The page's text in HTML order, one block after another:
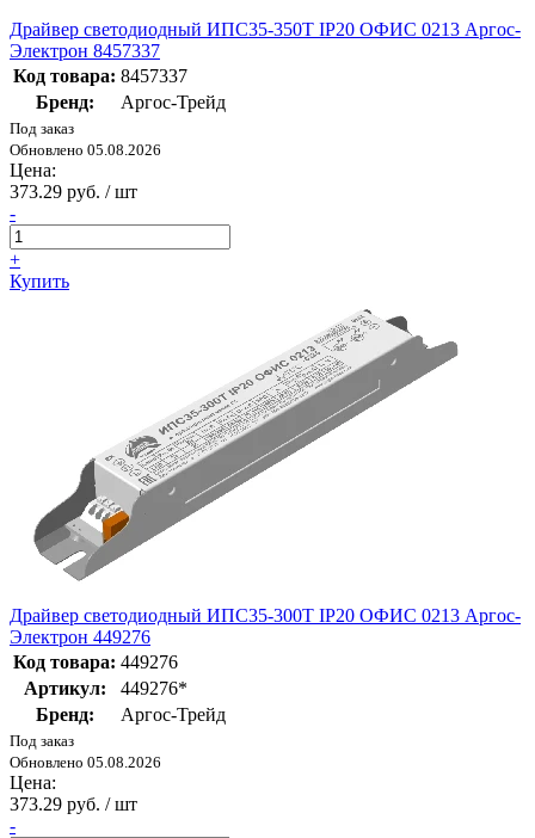
Драйвер светодиодный ИПС35-350Т IP20 ОФИС 0213 Аргос-
Электрон 8457337
Код товара: 8457337
Бренд:
Аргос-Трейд
Под заказ
Обновлено 05.08.2026
Цена:
373.29 руб. / шт
-
+
Купить
Драйвер светодиодный ИПС35-300Т IP20 ОФИС 0213 Аргос-
Электрон 449276
Код товара: 449276
Артикул:
449276*
Бренд:
Аргос-Трейд
Под заказ
Обновлено 05.08.2026
Цена:
373.29 руб. / шт
-